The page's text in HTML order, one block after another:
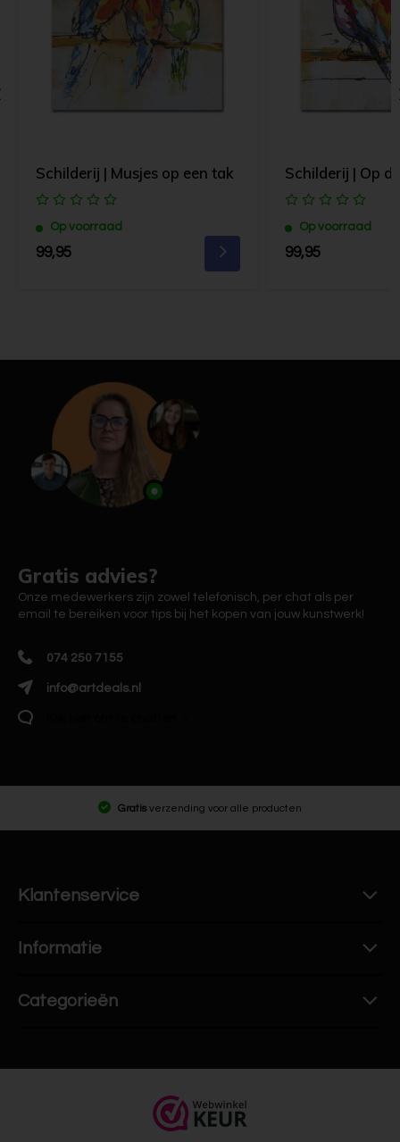
Schilderij | Musjes op een tak
Op voorraad
99,95
Schilderij | Op
Op voorraad
99,95
Gratis advies?
Onze medewerkers zijn zowel telefonisch, per chat als per
email te bereiken voor tips bij het kopen van jouw kunstwerk!
074 250 7155
info@artdeals.nl
Gratis verzending voor alle producten
Klantenservice
Informatie
Categorieën